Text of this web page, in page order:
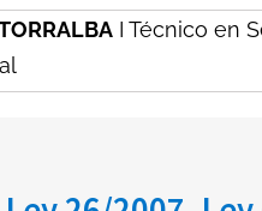
I Técnico en